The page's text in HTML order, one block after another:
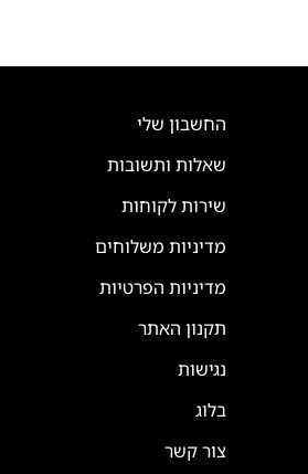
החשבון שלי
שאלות ותשובות
שירות לקוחות
מדיניות משלוחים
מדיניות הפרטיות
תקנון האתר
נגישות
בלוג
צור קשר